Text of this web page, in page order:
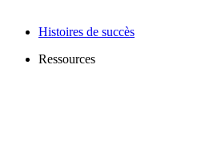
Histoires de succès
Ressources